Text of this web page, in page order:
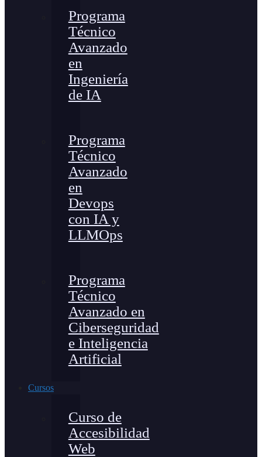
Programa
Técnico
Avanzado
en
Ingeniería
de IA
Programa
Técnico
Avanzado
en
Devops
con IA y
LLMOps
Programa
Técnico
Avanzado en
Ciberseguridad
e Inteligencia
Artificial
Cursos
Curso de
Accesibilidad
Web